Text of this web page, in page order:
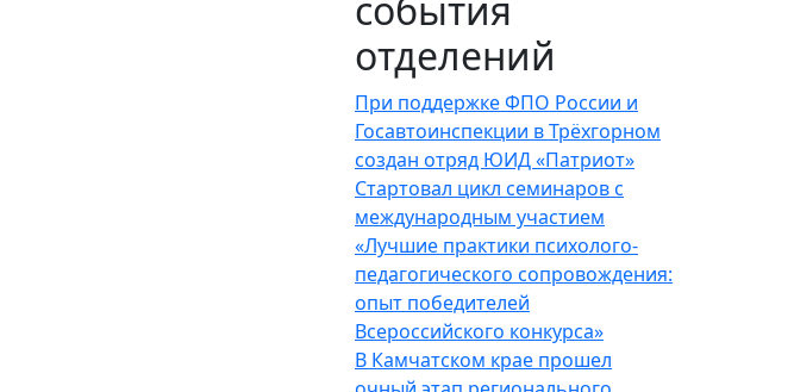
отделений
При поддержке ФПО России и
Госавтоинспекции в Трёхгорном
создан отряд ЮИД «Патриот»
Стартовал цикл семинаров с
международным участием
«Лучшие практики психолого-
педагогического сопровождения:
опыт победителей
Всероссийского конкурса»
В Камчатском крае прошел